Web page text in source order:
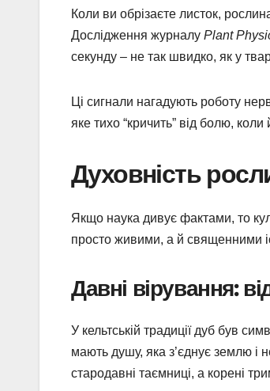
Коли ви обрізаєте листок,
Дослідження журналу Plant
секунду – не так швидко, як у
Ці сигнали нагадують роботу
яке тихо “кричить” від болю,
Духовність
Якщо наука дивує фактами, то
просто живими, а й священними
Давні вірування:
У кельтській традиції дуб був
мають душу, яка з’єднує землю і
стародавні таємниці, а корені